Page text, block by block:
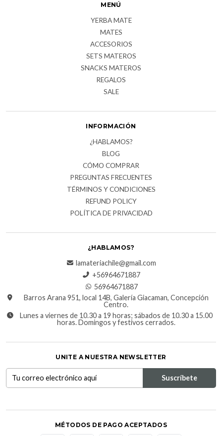
MENÚ
YERBA MATE
MATES
ACCESORIOS
SETS MATEROS
SNACKS MATEROS
REGALOS
SALE
INFORMACIÓN
¿HABLAMOS?
BLOG
CÓMO COMPRAR
PREGUNTAS FRECUENTES
TÉRMINOS Y CONDICIONES
REFUND POLICY
POLÍTICA DE PRIVACIDAD
¿HABLAMOS?
lamateriachile@gmail.com
+56964671887
56964671887
Barros Arana 951, local 14B, Galería Giacaman, Concepción
Centro.
Lunes a viernes de 10.30 a 19 horas; sábados de 10.30 a 15.00
horas. Domingos y festivos cerrados.
UNITE A NUESTRA NEWSLETTER
MÉTODOS DE PAGO ACEPTADOS